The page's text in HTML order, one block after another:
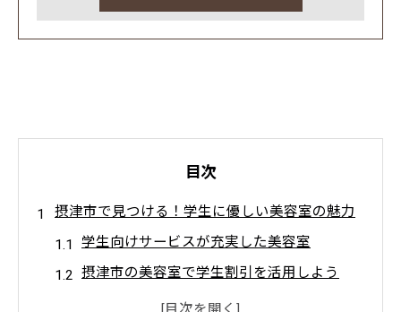
目次
摂津市で見つける！学生に優しい美容室の魅力
学生向けサービスが充実した美容室
摂津市の美容室で学生割引を活用しよう
初めての美容室選びに役立つポイント